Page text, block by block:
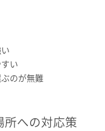
い
のが無難
所への対応策